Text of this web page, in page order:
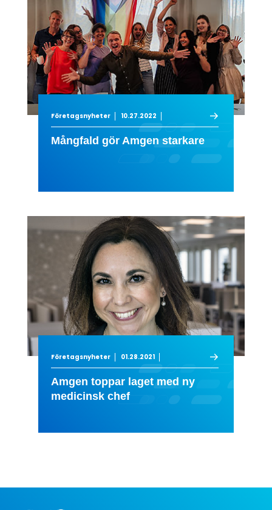
Företagsnyheter 10.27.2022
Mångfald gör Amgen starkare
Företagsnyheter 01.28.2021
Amgen toppar laget med ny
medicinsk chef